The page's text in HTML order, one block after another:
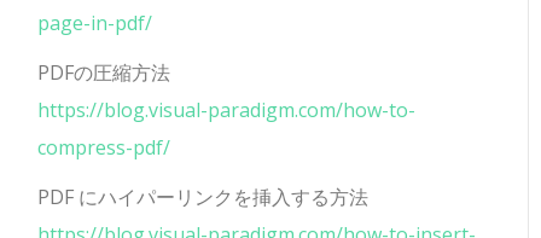
page-in-pdf/
PDFの圧縮方法
https://blog.visual-paradigm.com/how-to-
compress-pdf/
PDF にハイパーリンクを挿入する方法